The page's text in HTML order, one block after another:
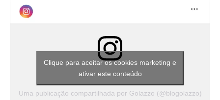
Uma publicação compartilhada por Golazzo (@blogolazzo)
Clique para aceitar os cookies marketing e
ativar este conteúdo